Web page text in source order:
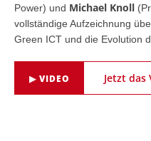
Power) und Michael Knoll
vollständige Aufzeichnung
Green ICT und die Evolution
▶ VIDEO Jetzt das